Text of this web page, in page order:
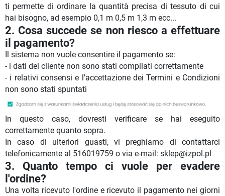
ti permette di ordinare la quantità precisa di tessuto di cui
hai bisogno, ad esempio 0,1 m 0,5 m 1,3 m ecc...
2. Cosa succede se non riesco a effettuare
il pagamento?
Il sistema non vuole consentire il pagamento se:
- i dati del cliente non sono stati compilati correttamente
- i relativi consensi e l'accettazione dei Termini e Condizioni
non sono stati spuntati
In questo caso, dovresti verificare se hai eseguito
correttamente quanto sopra.
In caso di ulteriori guasti, vi preghiamo di contattarci
telefonicamente al 516019759 o via e-mail: sklep@izpol.pl
3.
Quanto tempo ci vuole per evadere
l'ordine?
Una volta ricevuto l'ordine e ricevuto il pagamento nei giorni